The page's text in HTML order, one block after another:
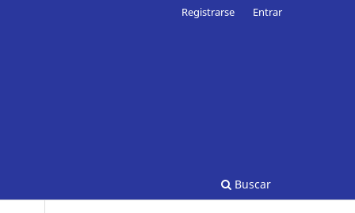
Buscar
Registrarse Entrar